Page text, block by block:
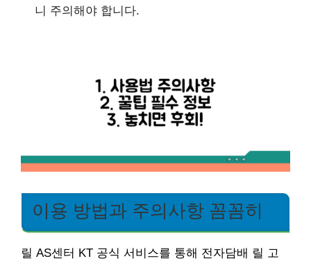
니 주의해야 합니다.
이용 방법과 주의사항 꼼꼼히
릴 AS센터 KT 공식 서비스를 통해 전자담배 릴 고